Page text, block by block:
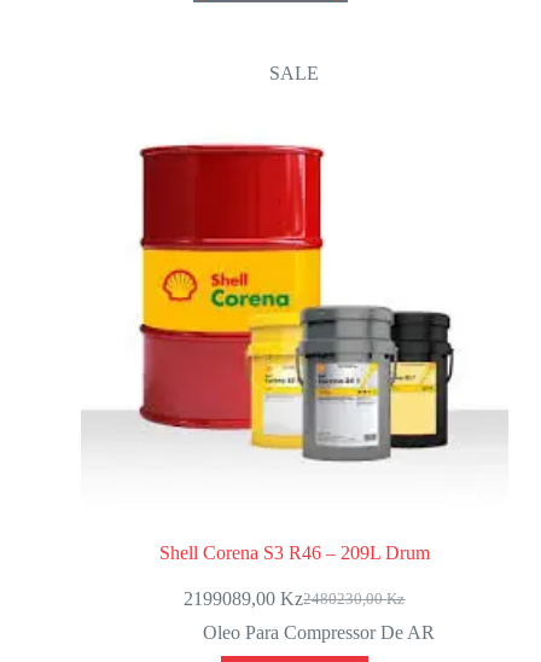
SALE
Shell Corena S3 R46 – 209L Drum
2480230,00Kz
2199089,00Kz
Oleo Para Compressor De AR